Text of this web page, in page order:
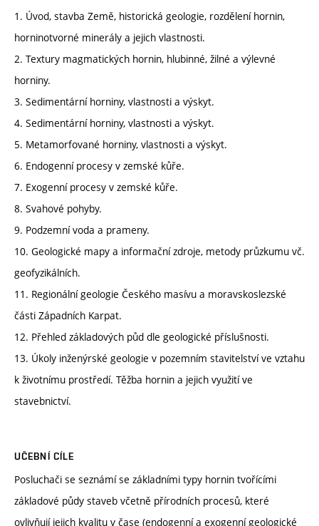
1. Úvod, stavba Země, historická geologie, rozdělení hornin,
horninotvorné minerály a jejich vlastnosti.
2. Textury magmatických hornin, hlubinné, žilné a výlevné
horniny.
3. Sedimentární horniny, vlastnosti a výskyt.
4. Sedimentární horniny, vlastnosti a výskyt.
5. Metamorfované horniny, vlastnosti a výskyt.
6. Endogenní procesy v zemské kůře.
7. Exogenní procesy v zemské kůře.
8. Svahové pohyby.
9. Podzemní voda a prameny.
10. Geologické mapy a informační zdroje, metody průzkumu vč.
geofyzikálních.
11. Regionální geologie Českého masívu a moravskoslezské
části Západních Karpat.
12. Přehled základových půd dle geologické příslušnosti.
13. Úkoly inženýrské geologie v pozemním stavitelství ve vztahu
k životnímu prostředí. Těžba hornin a jejich využití ve
stavebnictví.
UČEBNÍ CÍLE
Posluchači se seznámí se základními typy hornin tvořícími
základové půdy staveb včetně přírodních procesů, které
ovlivňují jejich kvalitu v čase (endogenní a exogenní geologické